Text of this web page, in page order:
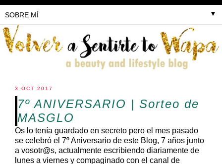
▼
3 OCT 2017
7º ANIVERSARIO | Sorteo de
MASGLO
Os lo tenía guardado en secreto pero el mes pasado
se celebró el 7º Aniversario de este Blog, 7 años junto
a vosotr@s, actualmente escribiendo diariamente de
lunes a viernes y compaginado con el canal de